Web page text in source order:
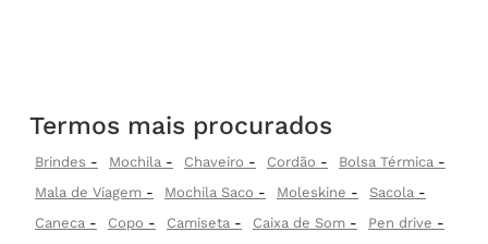
Termos mais procurados
Brindes Mochila Chaveiro Cordão
Bolsa Térmica
Mala de Viagem
Mochila Saco Moleskine
Sacola
Caneca
Copo Camiseta Caixa de Som
Pen drive